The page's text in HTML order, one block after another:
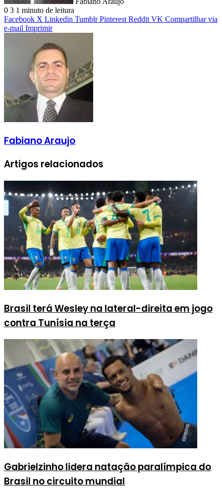
0 3 1 minuto de leitura
Facebook X Linkedin Tumblr Pinterest Reddit VK Compartilhar via
e-mail Imprimir
Fabiano Araujo
Artigos relacionados
Brasil terá Wesley na lateral-direita em jogo
contra Tunísia na terça
Gabrielzinho lidera natação paralímpica do
Brasil no circuito mundial